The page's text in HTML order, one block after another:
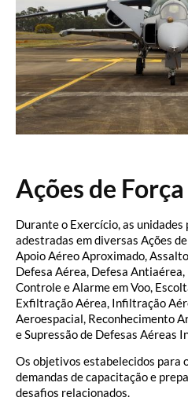
Ações de
Durante o Exercício, as
adestradas em diversas Ações
Apoio Aéreo Aproximado,
Defesa Aérea, Defesa
Controle e Alarme em Voo,
Exfiltração Aérea, Infiltração
Aeroespacial, Reconhecimento
e Supressão de Defesas Aéreas
Os objetivos estabelecidos para
demandas de capacitação e
desafios relacionados.